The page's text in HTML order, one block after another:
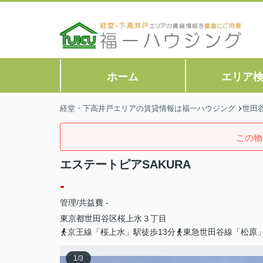
ホーム エリア
経堂・下高井戸エリアの賃貸情報は福一ハウジング 世田
この
エステートピアSAKURA
-
管理/共益費 -
東京都世田谷区桜上水 ３丁目
京王線「桜上水」駅徒歩13分
東急世田谷線「松原
1/3